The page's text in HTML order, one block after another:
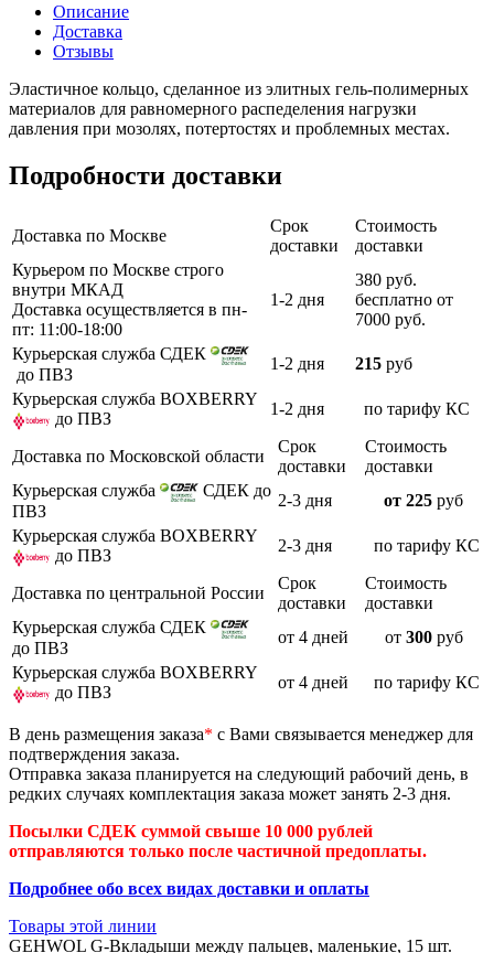
Описание
Доставка
Отзывы
Эластичное кольцо, сделанное из элитных гель-полимерных
материалов для равномерного распеделения нагрузки
давления при мозолях, потертостях и проблемных местах.
Подробности доставки
Доставка по Москве
Срок
доставки
Стоимость
доставки
Курьером по Москве строго
внутри МКАД
Доставка осуществляется в пн-
пт: 11:00-18:00
1-2 дня
380 руб.
бесплатно от
7000 руб.
Курьерская служба СДЕК
до ПВЗ
1-2 дня 215 руб
Курьерская служба BOXBERRY
до ПВЗ
1-2 дня по тарифу КС
Доставка по Московской области
Срок
доставки
Стоимость
доставки
Курьерская служба
СДЕК до
ПВЗ
2-3 дня от 225 руб
Курьерская служба BOXBERRY
до ПВЗ
2-3 дня по тарифу КС
Доставка по центральной России
Срок
доставки
Стоимость
доставки
Курьерская служба СДЕК
до ПВЗ
от 4 дней от 300руб
Курьерская служба BOXBERRY
до ПВЗ
от 4 дней по тарифу КС
В день размещения заказа* с Вами связывается менеджер для
подтверждения заказа.
Отправка заказа планируется на следующий рабочий день, в
редких случаях комплектация заказа может занять 2-3 дня.
Посылки СДЕК суммой свыше 10 000 рублей
отправляются только после частичной предоплаты.
Подробнее обо всех видах доставки и оплаты
Товары этой линии
GEHWOL G-Вкладыши между пальцев, маленькие, 15 шт.